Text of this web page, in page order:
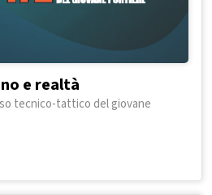
e realtà
tecnico-tattico del giovane